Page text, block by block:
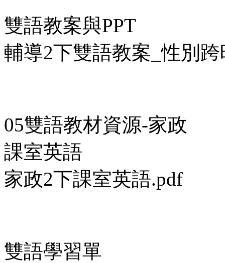
雙語教案與PPT
輔導2下雙語教案_性別跨
05雙語教材資源-家政
課室英語
家政2下課室英語.pdf
雙語學習單